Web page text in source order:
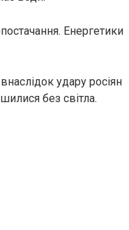
Енергетики
удару росіян
без світла.